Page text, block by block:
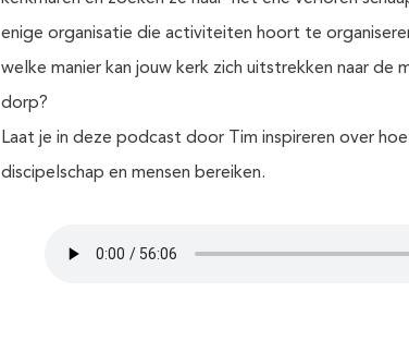
enige organisatie die activiteiten hoort te
welke manier kan jouw kerk zich uitstrekken naar de
dorp?
Laat je in deze podcast door Tim inspireren over
discipelschap en mensen bereiken.